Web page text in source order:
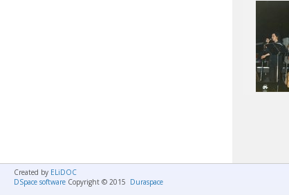
Created by ELiDOC
DSpace software Copyright © 2015 Duraspace